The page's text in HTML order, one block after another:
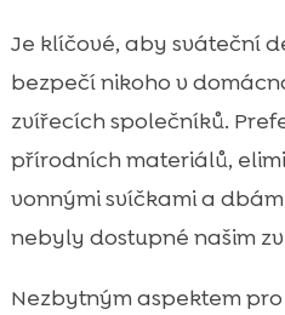
Je klíčové, aby sváteční
bezpečí nikoho v
zvířecích společníků.
přírodních materiálů,
vonnými svíčkami a
nebyly dostupné našim
Nezbytným aspektem